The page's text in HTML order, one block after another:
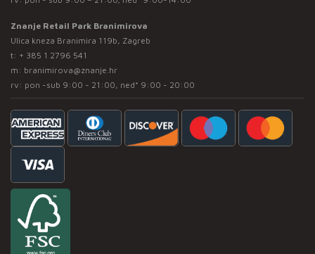
Znanje Retail Park Branimirova
Ulica kneza Branimira 119b, Zagreb
t: + 385 1 2796 541
m: branimirova@znanje.hr
rv: pon -sub 9:00 - 21:00, ned* 9:00 - 20:00